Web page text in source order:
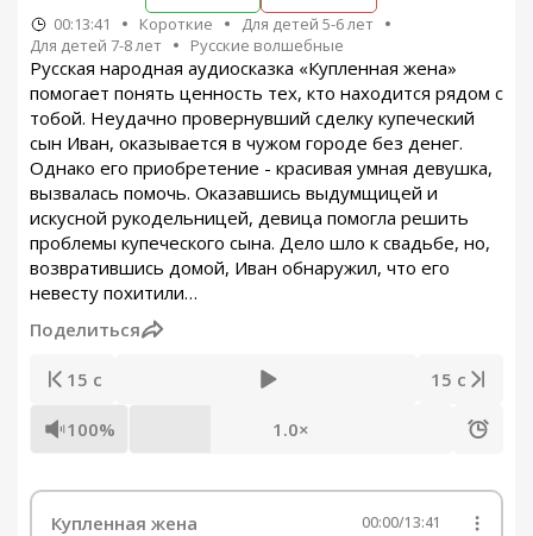
00:13:41 Короткие
Для детей 5-6 лет
Для детей 7-8 лет
Русские волшебные
Русская народная аудиосказка «Купленная жена»
помогает понять ценность тех, кто находится рядом с
тобой. Неудачно провернувший сделку купеческий
сын Иван, оказывается в чужом городе без денег.
Однако его приобретение - красивая умная девушка,
вызвалась помочь. Оказавшись выдумщицей и
искусной рукодельницей, девица помогла решить
проблемы купеческого сына. Дело шло к свадьбе, но,
возвратившись домой, Иван обнаружил, что его
невесту похитили…
Поделиться
15 с 15 с
100% 1.0×
Купленная жена 00:00/13:41